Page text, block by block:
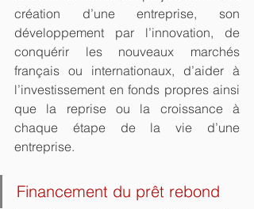
création d’une entreprise, son
développement par l’innovation, de
conquérir les nouveaux marchés
français ou internationaux, d’aider à
l’investissement en fonds propres ainsi
que la reprise ou la croissance à
chaque étape de la vie d’une
entreprise.
Financement du prêt rebond